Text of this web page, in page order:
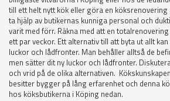
till ett helt nytt kök eller göra en
ta hjälp av butikernas kunniga personal och
varit med förr. Räkna med att en
ett par veckor. Ett alternativ till att byta ut allt
luckor och lådfronter. Man behåller alltså de
men sätter dit ny luckor och lådfronter.
och vrid på de olika alternativen.
besitter bygger på lång erfarenhet och denna
hos köksbutikerna i Köping nedan.